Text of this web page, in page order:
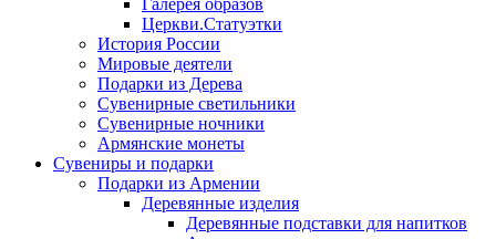
Галерея образов
Церкви.Статуэтки
История России
Мировые деятели
Подарки из Дерева
Сувенирные светильники
Сувенирные ночники
Армянские монеты
Сувениры и подарки
Подарки из Армении
Деревянные изделия
Деревянные подставки для напитков